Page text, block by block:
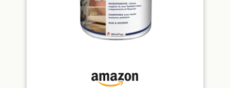
Quantité : 0,5 L